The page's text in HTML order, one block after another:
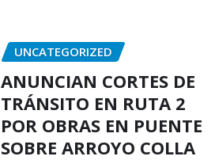
UNCATEGORIZED
ANUNCIAN CORTES DE
TRÁNSITO EN RUTA 2
POR OBRAS EN PUENTE
SOBRE ARROYO COLLA